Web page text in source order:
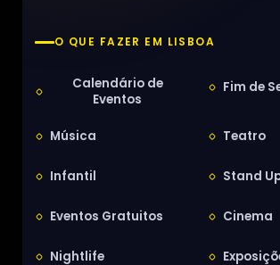
O QUE FAZER EM LISBOA
Calendário de
Eventos
Fim de
Música Teatro
Infantil Stand
Eventos Gratuitos Cinema
Nightlife